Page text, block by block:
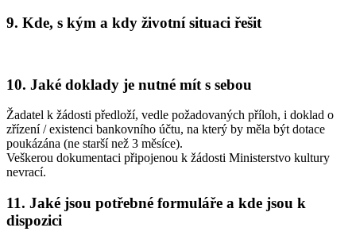
9. Kde, s kým a kdy životní situaci řešit
10. Jaké doklady je nutné mít s sebou
Žadatel k žádosti předloží, vedle požadovaných příloh, i doklad o
zřízení / existenci bankovního účtu, na který by měla být dotace
poukázána (ne starší než 3 měsíce).
Veškerou dokumentaci připojenou k žádosti Ministerstvo kultury
nevrací.
11. Jaké jsou potřebné formuláře a kde jsou k
dispozici